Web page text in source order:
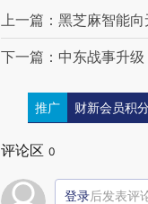
上一篇：黑芝麻智能
下一篇：中东战事升
推广 财新会员积
评论区 0
登录后发表评